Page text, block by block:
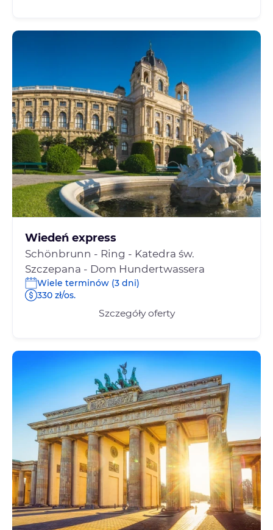
Wiedeń express
Schönbrunn - Ring - Katedra św.
Szczepana - Dom Hundertwassera
Wiele terminów (3 dni)
330 zł/os.
Szczegóły oferty